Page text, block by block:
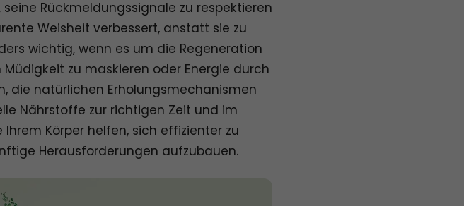
Rückmeldungssignale zu respektieren
Weisheit verbessert, anstatt sie zu
wichtig, wenn es um die Regeneration
zu maskieren oder Energie durch
die natürlichen Erholungsmechanismen
Nährstoffe zur richtigen Zeit und im
Körper helfen, sich effizienter zu
Herausforderungen aufzubauen.